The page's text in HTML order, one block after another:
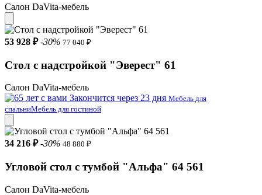
Салон DaVita-мебель
53 928 ₽ -30% 77 040 ₽
Стол с надстройкой "Эверест" 61
Салон DaVita-мебель
Закончится через 23 дня Мебель для
спальниМебель для гостиной
34 216 ₽ -30% 48 880 ₽
Угловой стол с тумбой "Альфа" 64 561
Салон DaVita-мебель